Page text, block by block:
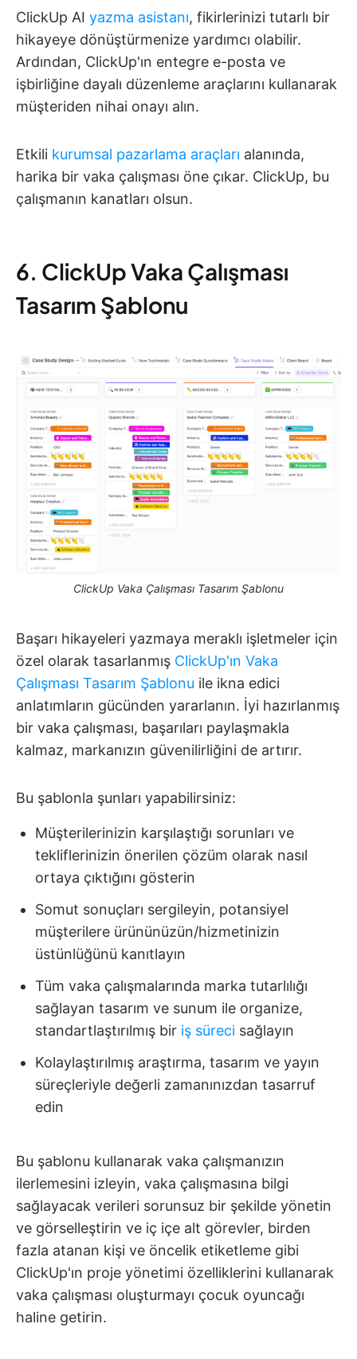
ClickUp AI yazma asistanı, fikirlerinizi tutarlı bir
hikayeye dönüştürmenize yardımcı olabilir.
Ardından, ClickUp'ın entegre e-posta ve
işbirliğine dayalı düzenleme araçlarını kullanarak
müşteriden nihai onayı alın.
Etkili kurumsal pazarlama araçları alanında,
harika bir vaka çalışması öne çıkar. ClickUp, bu
çalışmanın kanatları olsun.
6. ClickUp Vaka Çalışması
Tasarım Şablonu
ClickUp Vaka Çalışması Tasarım Şablonu
Başarı hikayeleri yazmaya meraklı işletmeler için
özel olarak tasarlanmış ClickUp'ın Vaka
Çalışması Tasarım Şablonu ile ikna edici
anlatımların gücünden yararlanın. İyi hazırlanmış
bir vaka çalışması, başarıları paylaşmakla
kalmaz, markanızın güvenilirliğini de artırır.
Bu şablonla şunları yapabilirsiniz:
Müşterilerinizin karşılaştığı sorunları ve
tekliflerinizin önerilen çözüm olarak nasıl
ortaya çıktığını gösterin
Somut sonuçları sergileyin, potansiyel
müşterilere ürününüzün/hizmetinizin
üstünlüğünü kanıtlayın
Tüm vaka çalışmalarında marka tutarlılığı
sağlayan tasarım ve sunum ile organize,
standartlaştırılmış bir iş süreci sağlayın
Kolaylaştırılmış araştırma, tasarım ve yayın
süreçleriyle değerli zamanınızdan tasarruf
edin
Bu şablonu kullanarak vaka çalışmanızın
ilerlemesini izleyin, vaka çalışmasına bilgi
sağlayacak verileri sorunsuz bir şekilde yönetin
ve görselleştirin ve iç içe alt görevler, birden
fazla atanan kişi ve öncelik etiketleme gibi
ClickUp'ın proje yönetimi özelliklerini kullanarak
vaka çalışması oluşturmayı çocuk oyuncağı
haline getirin.